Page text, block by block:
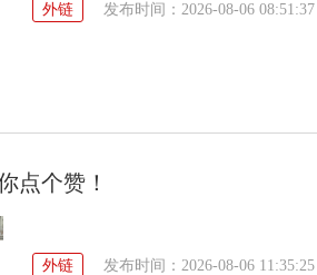
外链 发布时间：2026-08-06 08:51:37
点个赞！
外链 发布时间：2026-08-06 11:35:25